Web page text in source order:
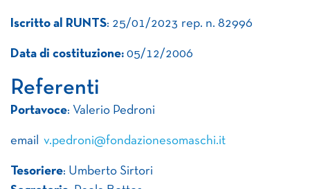
Iscritto al RUNTS: 25/01/2023 rep. n. 82996
Data di costituzione: 05/12/2006
Referenti
Portavoce: Valerio Pedroni
email v.pedroni@fondazionesomaschi.it
Tesoriere: Umberto Sirtori